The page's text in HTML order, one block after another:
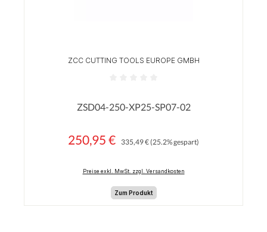
ZCC CUTTING TOOLS EUROPE GMBH
ZSD04-250-XP25-SP07-02
Verkaufspreis:
250,95 € 335,49 €(25.2% gespart)
Preise exkl. MwSt. zzgl. Versandkosten
Zum Produkt